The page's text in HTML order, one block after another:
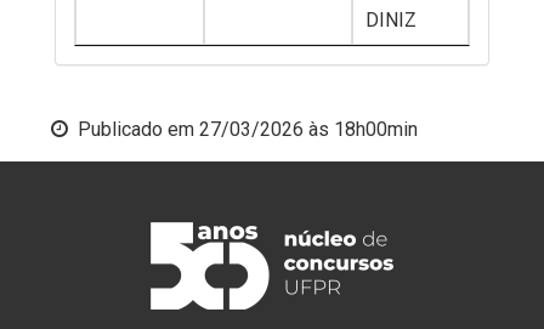
DINIZ
Publicado em 27/03/2026 às 18h00min